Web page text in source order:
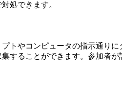
処できます。
トやコンピュータの指示通り
することができます。参加者